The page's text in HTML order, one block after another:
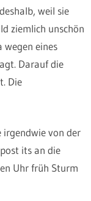
weil sie
ziemlich unschön
wegen eines
Darauf die
Die
irgendwie von der
its an die
Uhr früh Sturm